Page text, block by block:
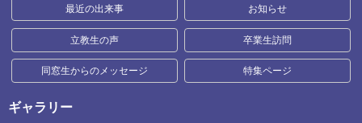
最近の出来事 お知らせ
立教生の声 卒業生訪問
同窓生からのメッセージ 特集ページ
ギャラリー